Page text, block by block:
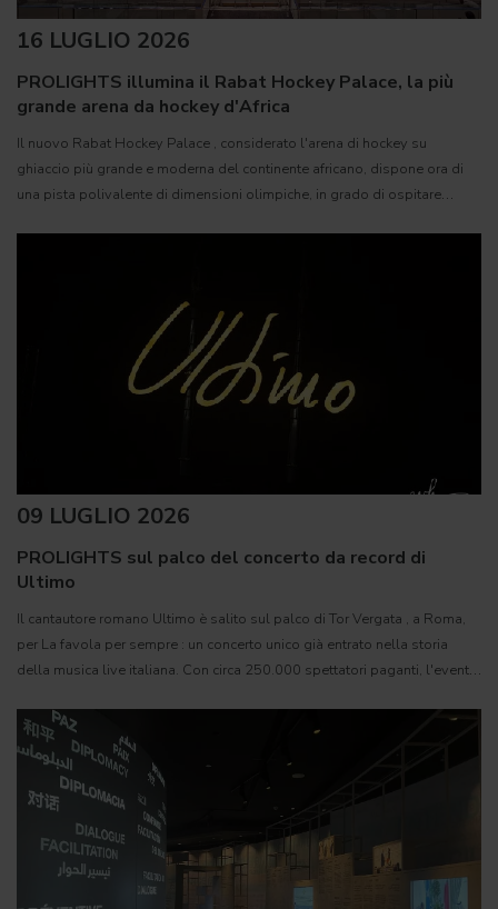
16 LUGLIO 2026
PROLIGHTS illumina il Rabat Hockey Palace, la più
grande arena da hockey d'Africa
Il nuovo Rabat Hockey Palace , considerato l'arena di hockey su
ghiaccio più grande e moderna del continente africano, dispone ora di
una pista polivalente di dimensioni olimpiche, in grado di ospitare
09 LUGLIO 2026
PROLIGHTS sul palco del concerto da record di
Ultimo
Il cantautore romano Ultimo è salito sul palco di Tor Vergata , a Roma,
per La favola per sempre : un concerto unico già entrato nella storia
della musica live italiana. Con circa 250.000 spettatori paganti, l'evento